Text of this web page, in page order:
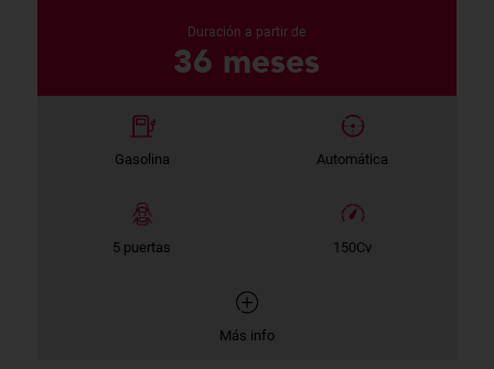
Duración a partir de
36 meses
Gasolina Automática
5 puertas 150Cv
Más info